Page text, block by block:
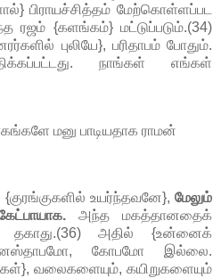
பிராயச்சித்தம் மேற்கொள்ளப்பட
{களங்கம்} மட்டுப்படும்.(34)
புலியே}, பரிதாபம் போதும்.
நாங்கள் எங்கள்
மனு பாடியதாக ராமன்
உயர்ந்தவனே}, மேலும்
அந்த மகத்தானதைக்
தகாது.(36) அதில் {உன்னைக்
கோபமோ இல்லை.
வலைகளையும், கயிறுகளையும்